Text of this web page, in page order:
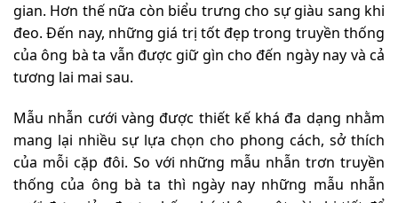
gian. Hơn thế nữa còn biểu trưng cho sự giàu sang khi
đeo. Đến nay, những giá trị tốt đẹp trong truyền thống
của ông bà ta vẫn được giữ gìn cho đến ngày nay và cả
tương lai mai sau.
Mẫu nhẫn cưới vàng được thiết kế khá đa dạng nhằm
mang lại nhiều sự lựa chọn cho phong cách, sở thích
của mỗi cặp đôi. So với những mẫu nhẫn trơn truyền
thống của ông bà ta thì ngày nay những mẫu nhẫn